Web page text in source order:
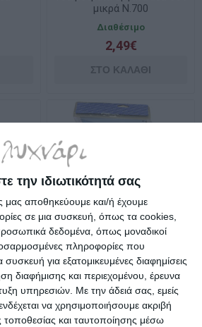
την ιδιωτικότητά σας
μας αποθηκεύουμε και/ή έχουμε
σε μια συσκευή, όπως τα cookies,
δεδομένα, όπως μοναδικοί
πληροφορίες που
για εξατομικευμένες διαφημίσεις
διαφήμισης και περιεχομένου, έρευνα
υπηρεσιών. Με την άδειά σας, εμείς
να χρησιμοποιήσουμε ακριβή
τοποθεσίας και ταυτοποίησης μέσω
μικρά Ν.700
Διαθέσιμο
2,49€
Τρίγωνα Ilca Set 2 τεμαχίων
35cm. 45° & 60° Ν.72500
Διαθέσιμο
4,26€